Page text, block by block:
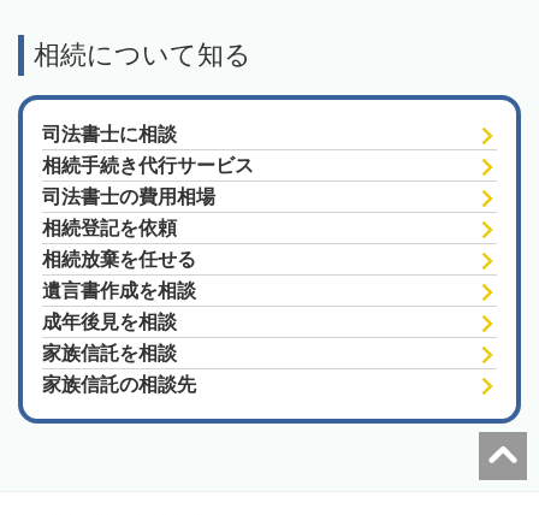
相続について知る
司法書士に相談
相続手続き代行サービス
司法書士の費用相場
相続登記を依頼
相続放棄を任せる
遺言書作成を相談
成年後見を相談
家族信託を相談
家族信託の相談先